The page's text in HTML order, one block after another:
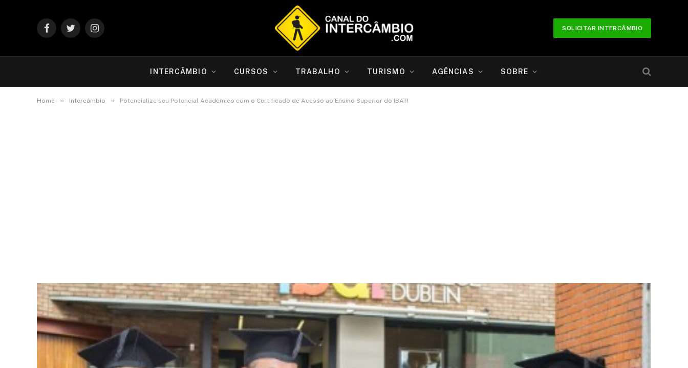
FacebookTwitterInstagram
SOLICITAR INTERCÂMBIO
INTERCÂMBIO CURSOS TRABALHO TURISMO AGÊNCIAS SOBRE
Home » Intercâmbio » Potencialize seu Potencial Acadêmico com o Certificado de Acesso ao Ensino Superior do IBAT!